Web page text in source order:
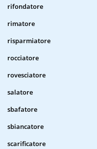
rifondatore
rimatore
risparmiatore
rocciatore
rovesciatore
salatore
sbafatore
sbiancatore
scarificatore